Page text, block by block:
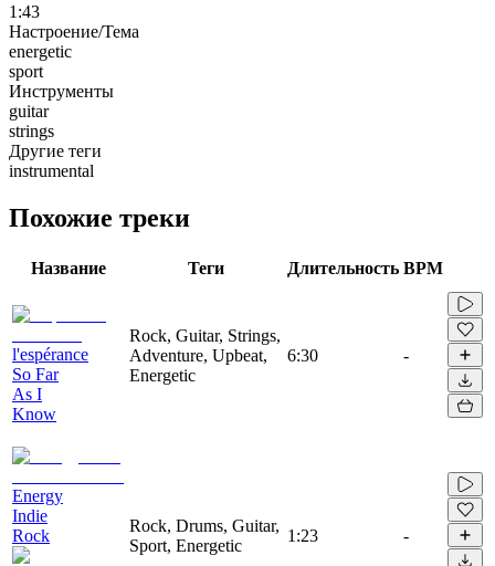
1:43
Настроение/Тема
energetic
sport
Инструменты
guitar
strings
Другие теги
instrumental
Похожие треки
Название Теги Длительность BPM
l'espérance
So Far
As I
Know
Rock, Guitar, Strings,
Adventure, Upbeat,
Energetic
6:30 -
Energy
Indie
Rock
Rock, Drums, Guitar,
Sport, Energetic
1:23 -